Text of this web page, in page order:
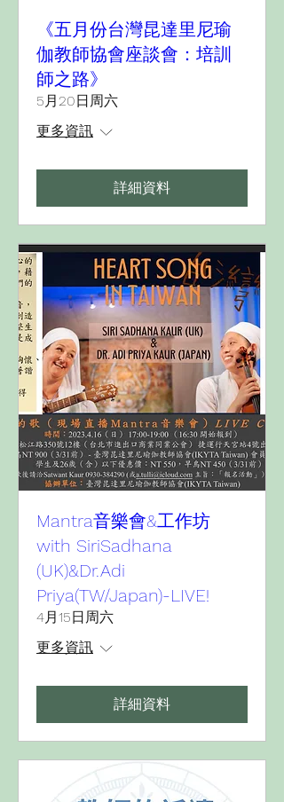
《五月份台灣昆達里尼瑜
伽教師協會座談會：培訓
師之路》
5月20日周六
更多資訊
詳細資料
Mantra音樂會&工作坊
with SiriSadhana
(UK)&Dr.Adi
Priya(TW/Japan)-LIVE!
4月15日周六
更多資訊
詳細資料